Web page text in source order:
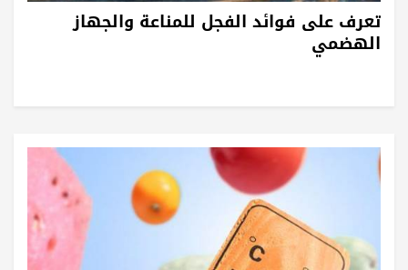
تعرف على فوائد الفجل للمناعة والجهاز
الهضمي